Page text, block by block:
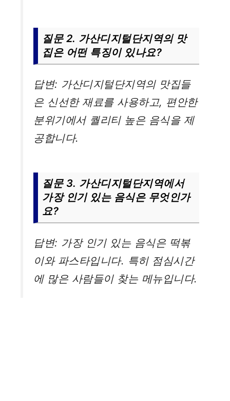
질문 2. 가산디지털단지역의 맛
집은 어떤 특징이 있나요?
답변: 가산디지털단지역의 맛집들
은 신선한 재료를 사용하고, 편안한
분위기에서 퀄리티 높은 음식을 제
공합니다.
질문 3. 가산디지털단지역에서
가장 인기 있는 음식은 무엇인가
요?
답변: 가장 인기 있는 음식은 떡볶
이와 파스타입니다. 특히 점심시간
에 많은 사람들이 찾는 메뉴입니다.